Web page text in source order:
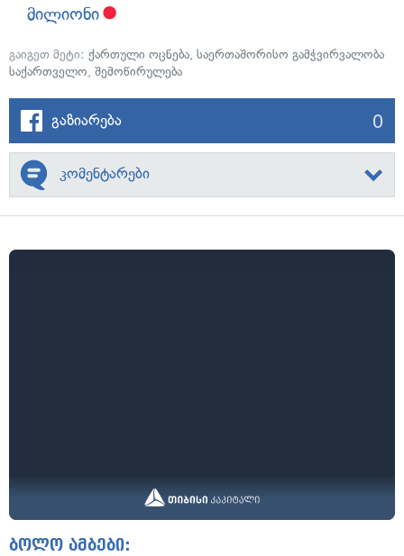
მილიონი
გაიგეთ მეტი: ქართული ოცნება, საერთაშორისო გამჭვირვალობა
საქართველო, შემოწირულება
გაზიარება 0
კომენტარები
ბოლო ამბები: